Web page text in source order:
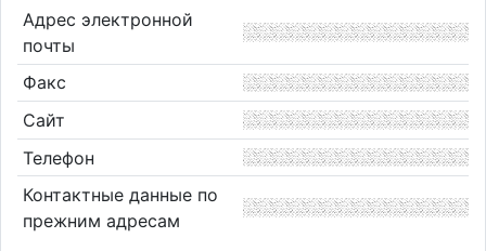
Адрес электронной
почты
Факс
Сайт
Телефон
Контактные данные по
прежним адресам